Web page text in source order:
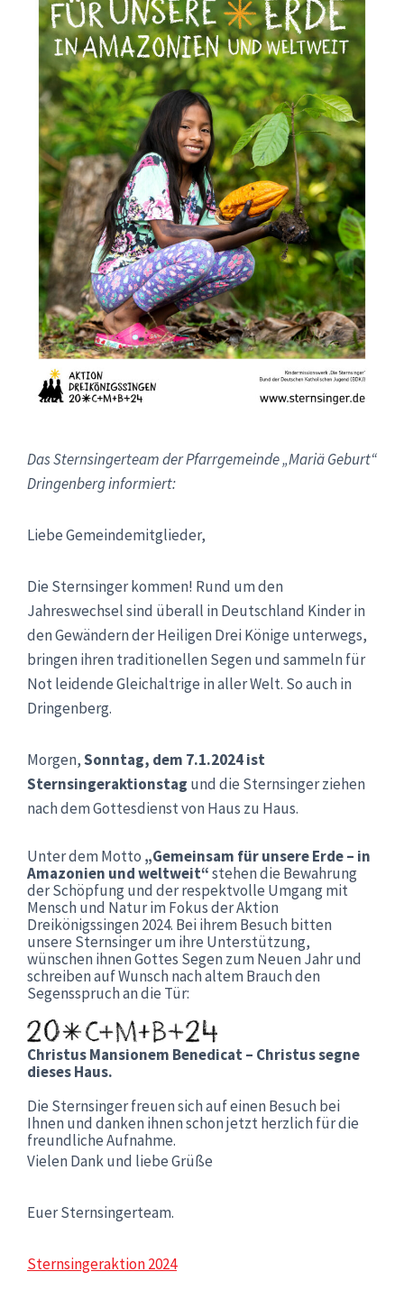
Das Sternsingerteam der Pfarrgemeinde „Mariä Geburt“
Dringenberg informiert:
Liebe Gemeindemitglieder,
Die Sternsinger kommen! Rund um den
Jahreswechsel sind überall in Deutschland Kinder in
den Gewändern der Heiligen Drei Könige unterwegs,
bringen ihren traditionellen Segen und sammeln für
Not leidende Gleichaltrige in aller Welt. So auch in
Dringenberg.
Morgen,Sonntag, dem 7.1.2024 ist
Sternsingeraktionstag und die Sternsinger ziehen
nach dem Gottesdienst von Haus zu Haus.
Unter dem Motto „Gemeinsam für unsere Erde – in
Amazonien und weltweit“stehen die Bewahrung
der Schöpfung und der respektvolle Umgang mit
Mensch und Natur im Fokus der Aktion
Dreikönigssingen 2024. Bei ihrem Besuch bitten
unsere Sternsinger um ihre Unterstützung,
wünschen ihnen Gottes Segen zum Neuen Jahr und
schreiben auf Wunsch nach altem Brauch den
Segensspruch an die Tür:
Christus Mansionem Benedicat – Christus segne
dieses Haus.
Die Sternsinger freuen sich auf einen Besuch bei
Ihnen und danken ihnen schon jetzt herzlich für die
freundliche Aufnahme.
Vielen Dank und liebe Grüße
Euer Sternsingerteam.
Sternsingeraktion 2024